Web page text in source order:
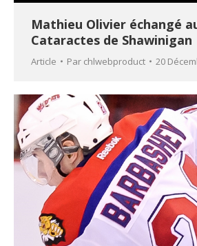
Mathieu Olivier échangé
Cataractes de Shawinigan
Article Par chlwebproduct 20